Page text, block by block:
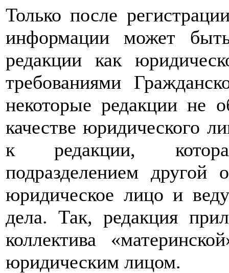
Только после
информации может
редакции как
требованиями
некоторые редакции не
качестве юридического
к редакции,
подразделением другой
юридическое лицо и
дела. Так, редакция
коллектива
юридическим лицом.